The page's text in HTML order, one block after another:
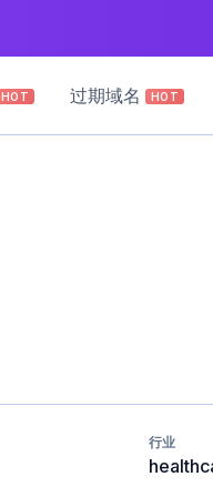
HOT 过期域名 HOT
行业